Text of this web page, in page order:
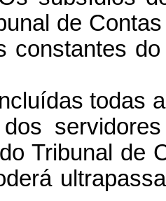
de
constantes
todas
dos
Tribunal de